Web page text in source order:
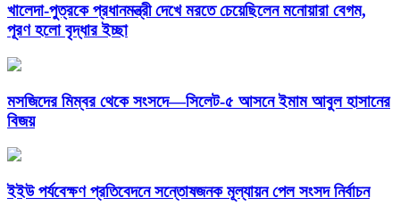
খালেদা-পুত্রকে প্রধানমন্ত্রী দেখে মরতে চেয়েছিলেন মনোয়ারা বেগম,
পূরণ হলো বৃদ্ধার ইচ্ছা
মসজিদের মিম্বর থেকে সংসদে—সিলেট-৫ আসনে ইমাম আবুল হাসানের
বিজয়
ইইউ পর্যবেক্ষণ প্রতিবেদনে সন্তোষজনক মূল্যায়ন পেল সংসদ নির্বাচন